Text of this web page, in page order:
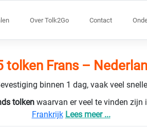
Over Tolk2Go Contact
tolken Frans –
binnen 1 dag, vaak veel
tolken waarvan er veel te vinden zijn
Frankrijk Lees meer ...